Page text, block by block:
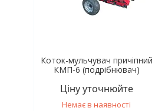
Коток-мульчувач причіпний
КМП-6 (подрібнювач)
Ціну уточнюйте
Немає в наявності